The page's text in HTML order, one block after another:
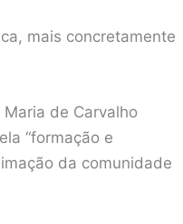
mais concretamente
de Carvalho
“formação e
da comunidade